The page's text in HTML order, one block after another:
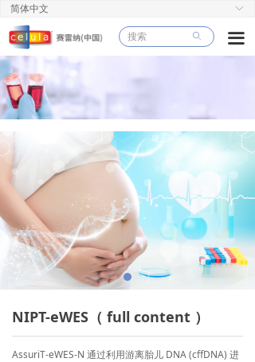
끀
ꀅ
简体中文
ꄙ
NIPT-eWES（ full content ）
AssuriT-eWES-N 通过利用游离胎儿 DNA (cffDNA) 进